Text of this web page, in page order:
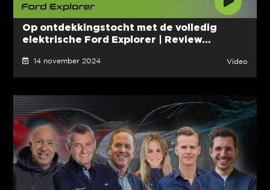
Op ontdekkingstocht met de volledig
elektrische Ford Explorer | Review...
14 november 2024 Video